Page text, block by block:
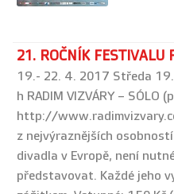
21. ROČNÍK FESTIVALU
19.- 22. 4. 2017 Středa
h RADIM VIZVÁRY – SÓLO
http://
z nejvýraznějších
divadla v Evropě, není
představovat. Každé jeho